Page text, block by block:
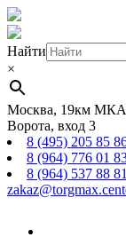
Найти
×
Москва, 19км
Ворота, вход 3
8 (495) 205 85
8 (964) 776 01
8 (964) 537 88 81